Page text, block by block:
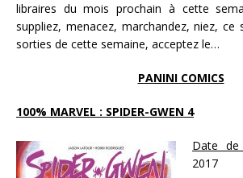
libraires du mois prochain à cette
suppliez, menacez, marchandez, niez,
sorties de cette semaine, acceptez le…
PANINI COMICS
100% MARVEL : SPIDER-GWEN 4
Date
2017